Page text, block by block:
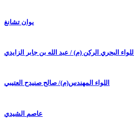
يوان تشانغ
اللواء البحري الركن (م) / عبد الله بن جابر الزايدي
اللواء المهندس(م)/ صالح صنيدح العتيبي
عاصم الشيدي